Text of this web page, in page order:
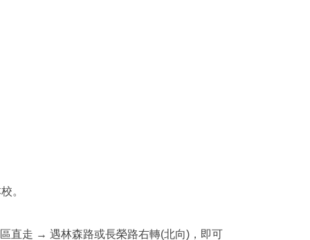
。
直走 → 遇林森路或長榮路右轉(北向)，即可